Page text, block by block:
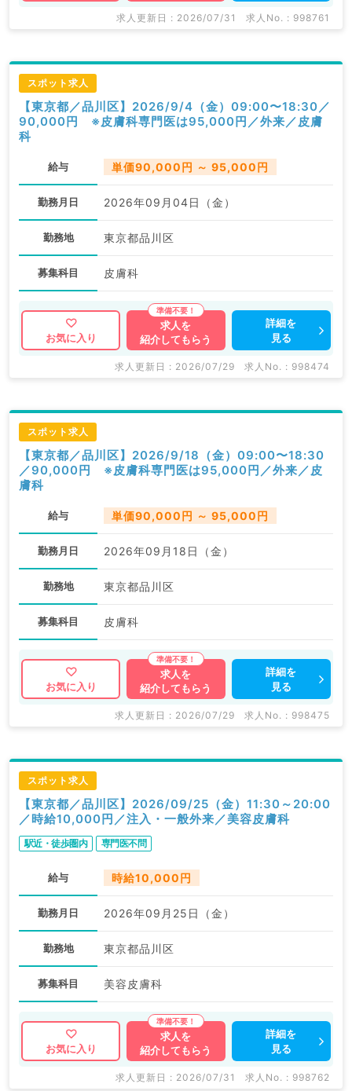
求人更新日 : 2026/07/31 求人No. : 998761
スポット求人
【東京都／品川区】2026/9/4（金）09:00〜18:30／
90,000円 ※皮膚科専門医は95,000円／外来／皮膚
科
給与 単価90,000円 ～ 95,000円
勤務月日 2026年09月04日（金）
勤務地 東京都品川区
募集科目 皮膚科
お気に入り
求人を
紹介してもらう
詳細を
見る
求人更新日 : 2026/07/29 求人No. : 998474
スポット求人
【東京都／品川区】2026/9/18（金）09:00〜18:30
／90,000円 ※皮膚科専門医は95,000円／外来／皮
膚科
給与 単価90,000円 ～ 95,000円
勤務月日 2026年09月18日（金）
勤務地 東京都品川区
募集科目 皮膚科
お気に入り
求人を
紹介してもらう
詳細を
見る
求人更新日 : 2026/07/29 求人No. : 998475
スポット求人
【東京都／品川区】2026/09/25（金）11:30～20:00
／時給10,000円／注入・一般外来／美容皮膚科
駅近・徒歩圏内 専門医不問
給与 時給10,000円
勤務月日 2026年09月25日（金）
勤務地 東京都品川区
募集科目 美容皮膚科
お気に入り
求人を
紹介してもらう
詳細を
見る
求人更新日 : 2026/07/31 求人No. : 998762